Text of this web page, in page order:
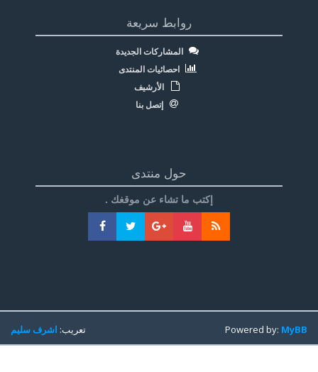
روابط سريعة
المشاركات الجديدة
احصائيات المنتدى
الأرشيف
إتصل بنا
حول منتدى
إكتب ما تشاء عن موقغك .
تعريب:اشرف سليم Powered by:MyBB